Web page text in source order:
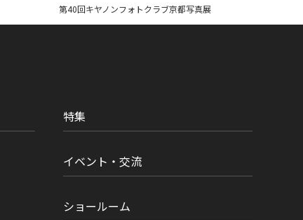
第40回キヤノンフォトクラブ京都写真展
特集
イベント・交流
ショールーム